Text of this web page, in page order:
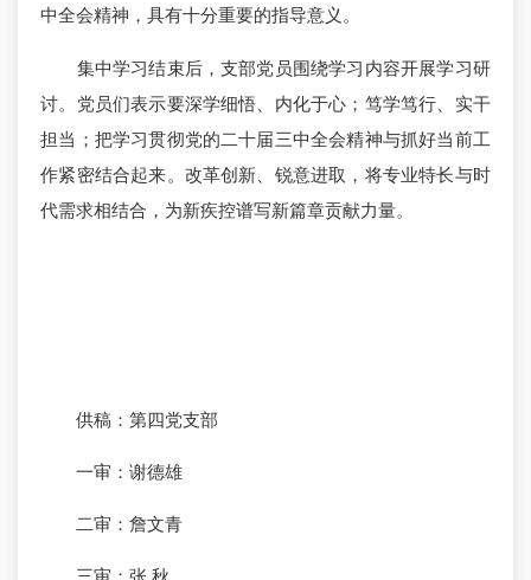
中全会精神，具有十分重要的指导意义。
集中学习结束后，支部党员围绕学习内容开展学习研
讨。党员们表示要深学细悟、内化于心；笃学笃行、实干
担当；把学习贯彻党的二十届三中全会精神与抓好当前工
作紧密结合起来。改革创新、锐意进取，将专业特长与时
代需求相结合，为新疾控谱写新篇章贡献力量。
供稿：第四党支部
一审：谢德雄
二审：詹文青